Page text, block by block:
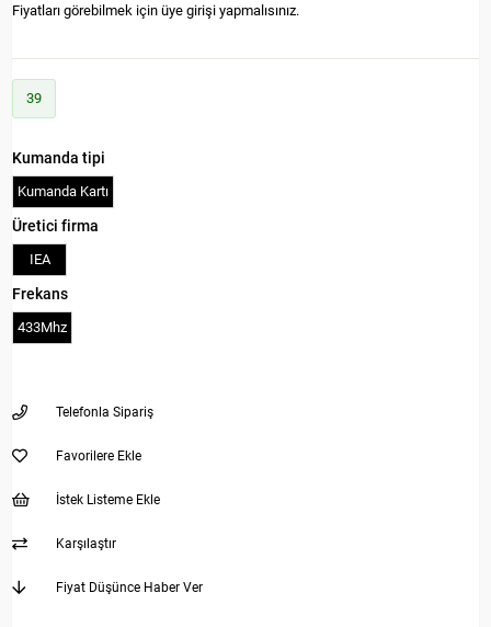
Fiyatları görebilmek için üye girişi yapmalısınız.
39
Kumanda tipi
Kumanda Kartı
Üretici firma
IEA
Frekans
433Mhz
Telefonla Sipariş
Favorilere Ekle
İstek Listeme Ekle
Karşılaştır
Fiyat Düşünce Haber Ver